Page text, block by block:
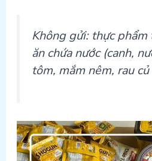
Không gửi: thực
ăn chứa nước (canh,
tôm, mắm nêm, rau